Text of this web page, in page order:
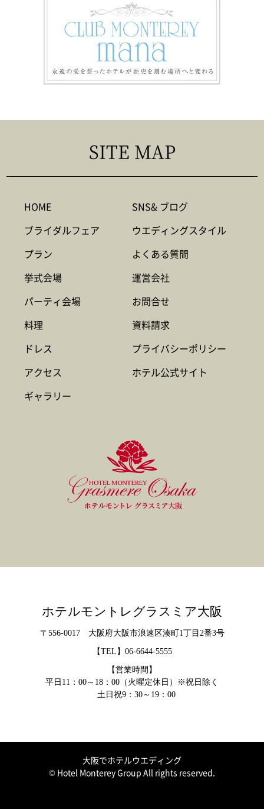
SITE MAP
HOME
ブライダルフェア
プラン
挙式会場
パーティ会場
料理
ドレス
アクセス
ギャラリー
SNS& ブログ
ウエディングスタイル
よくある質問
運営会社
お問合せ
資料請求
プライバシーポリシー
ホテル公式サイト
ホテルモントレグラスミア大阪
〒556-0017 大阪府大阪市浪速区湊町1丁目2番3号
【TEL】 06-6644-5555
【営業時間】
平日11：00～18：00（火曜定休日）※祝日除く
土日祝9：30～19：00
大阪でホテルウエディング
© Hotel Monterey Group All rights reserved.